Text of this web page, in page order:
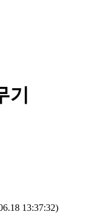
기
13:37:32)